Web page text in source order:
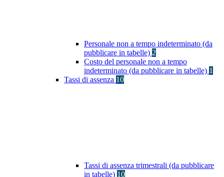
Personale non a tempo indeterminato (da
pubblicare in tabelle) 2
Costo del personale non a tempo
indeterminato (da pubblicare in tabelle) 1
Tassi di assenza 10
Tassi di assenza trimestrali (da pubblicare
in tabelle) 10